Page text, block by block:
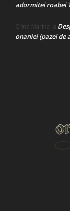
adormitei roabei
Crina Marina la
onaniei (pazei de